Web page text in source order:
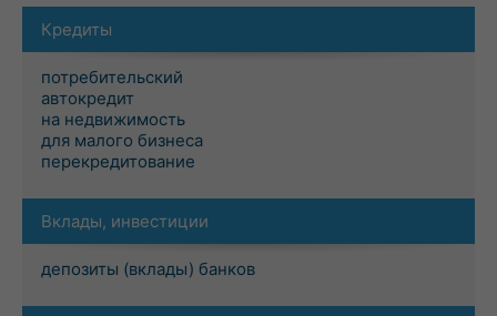
Кредиты
потребительский
автокредит
на недвижимость
для малого бизнеса
перекредитование
Вклады, инвестиции
депозиты (вклады) банков